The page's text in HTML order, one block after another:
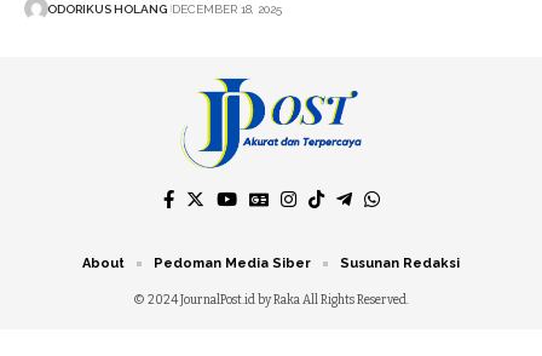
ODORIKUS HOLANG DECEMBER 18, 2025
© 2024 JournalPost.id by Raka All Rights Reserved.
About Pedoman Media Siber Susunan Redaksi